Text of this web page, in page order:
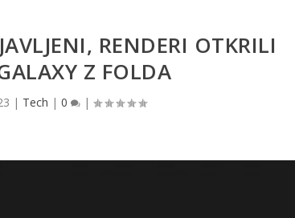
RENDERI OTKRILI
Z FOLDA
| Tech |0 |